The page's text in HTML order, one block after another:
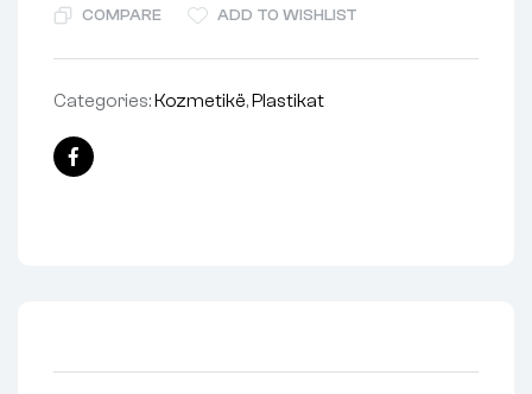
COMPARE ADD TO WISHLIST
Categories:Kozmetikë,Plastikat
Facebook